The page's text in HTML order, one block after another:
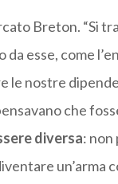
Breton. “Si
esse, come
le nostre
che
diversa: non
un’arma